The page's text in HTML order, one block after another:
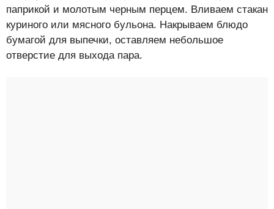
паприкой и молотым черным перцем. Вливаем стакан
куриного или мясного бульона. Накрываем блюдо
бумагой для выпечки, оставляем небольшое
отверстие для выхода пара.